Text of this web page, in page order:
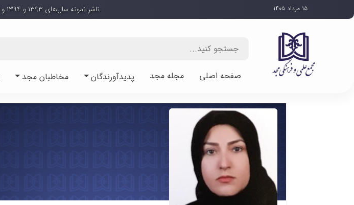
۱۵ مرداد ۱۴۰۵ ناشر نمونه سال‌های ۱۳۹۳ و ۱۳۹۴ و ۱۳۹۷ جمهوری اسلامی ایران
صفحه اصلی مجله مجد پدیدآورندگان مخاطبان مجد